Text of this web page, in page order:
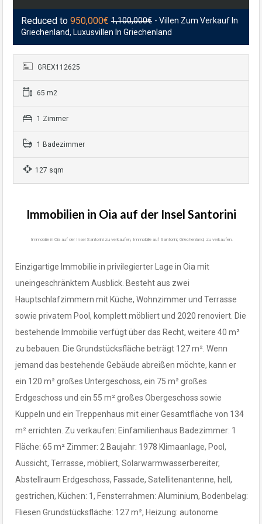
Reduced to 950,000€ 1,100,000€ - Villen Zum Verkauf In
Griechenland, Luxusvillen In Griechenland
GREX112625
65 m2
1 Zimmer
1 Badezimmer
127 sqm
Immobilien in Oia auf der Insel Santorini
Immobilie in Oia auf der Insel Santorini zu verkaufen, Immobilie auf Santorini, Griechenland, zu verkaufen.
Einzigartige Immobilie in privilegierter Lage in Oia mit
uneingeschränktem Ausblick. Besteht aus zwei
Hauptschlafzimmern mit Küche, Wohnzimmer und Terrasse
sowie privatem Pool, komplett möbliert und 2020 renoviert. Die
bestehende Immobilie verfügt über das Recht, weitere 40 m²
zu bebauen. Die Grundstücksfläche beträgt 127 m². Wenn
jemand das bestehende Gebäude abreißen möchte, kann er
ein 120 m² großes Untergeschoss, ein 75 m² großes
Erdgeschoss und ein 55 m² großes Obergeschoss sowie
Kuppeln und ein Treppenhaus mit einer Gesamtfläche von 134
m² errichten. Zu verkaufen: Einfamilienhaus Badezimmer: 1
Fläche: 65 m² Zimmer: 2 Baujahr: 1978 Klimaanlage, Pool,
Aussicht, Terrasse, möbliert, Solarwarmwasserbereiter,
Abstellraum Erdgeschoss, Fassade, Satellitenantenne, hell,
gestrichen, Küchen: 1, Fensterrahmen: Aluminium, Bodenbelag:
Fliesen Grundstücksfläche: 127 m², Heizung: autonome